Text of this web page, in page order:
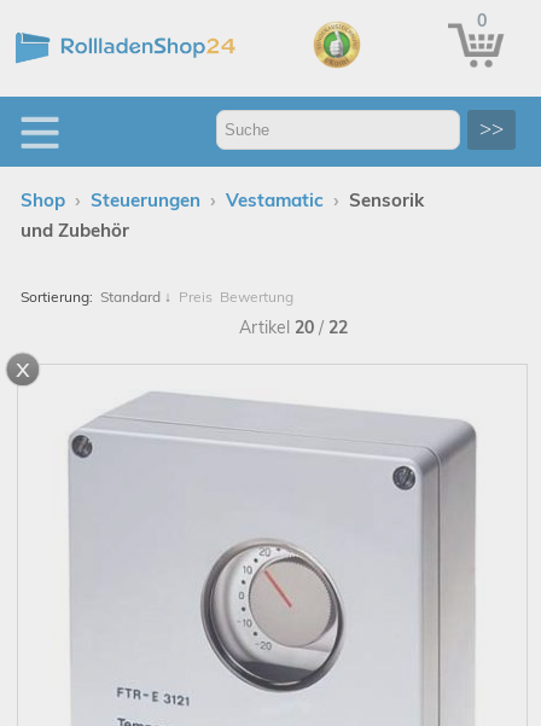
0
>>
Schließen
Shop › Steuerungen › Vestamatic › Sensorik
und Zubehör
Sortierung: Standard ↓ Preis Bewertung
Artikel 20 / 22
x